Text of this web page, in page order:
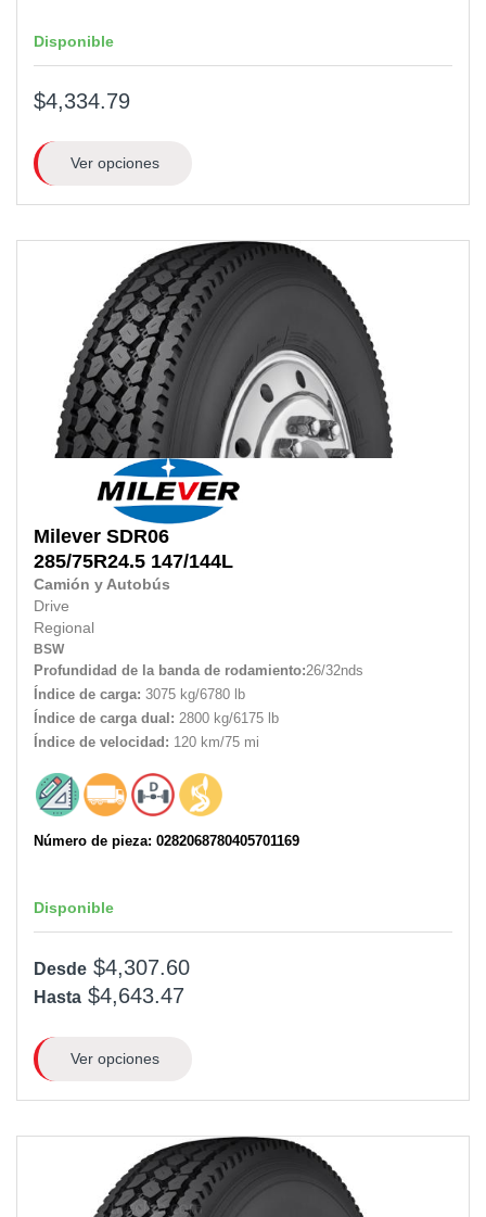
Disponible
$4,334.79
Ver opciones
Milever SDR06
285/75R24.5 147/144L
Camión y Autobús
Drive
Regional
BSW
Profundidad de la banda de rodamiento:26/32nds
Índice de carga: 3075 kg/6780 lb
Índice de carga dual: 2800 kg/6175 lb
Índice de velocidad: 120 km/75 mi
Número de pieza: 0282068780405701169
Disponible
Desde $4,307.60
Hasta $4,643.47
Ver opciones